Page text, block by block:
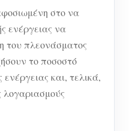
στο να
ενέργειας να
του πλεονάσματος
το ποσοστό
και, τελικά,
λογαριασμούς